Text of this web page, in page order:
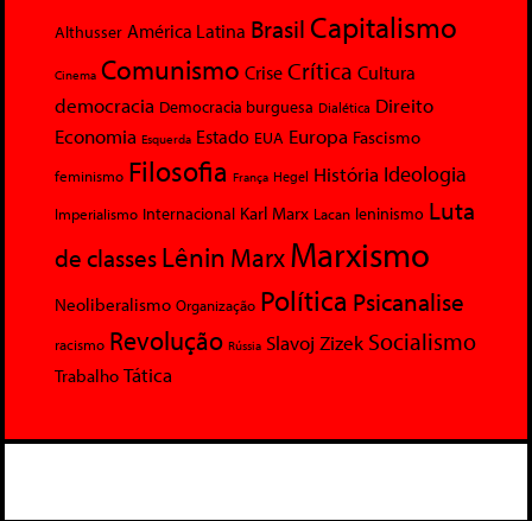
Althusser América Latina Brasil Capitalismo
Cinema Comunismo Crise Crítica Cultura
democracia Democracia burguesa Dialética Direito
Economia Esquerda Estado EUA Europa Fascismo
feminismo Filosofia França Hegel História Ideologia
Imperialismo Internacional Karl Marx Lacan leninismo Luta
de classesLênin MarxMarxismo
Neoliberalismo Organização Política Psicanalise
racismo Revolução Rússia Slavoj Zizek Socialismo
Trabalho Tática